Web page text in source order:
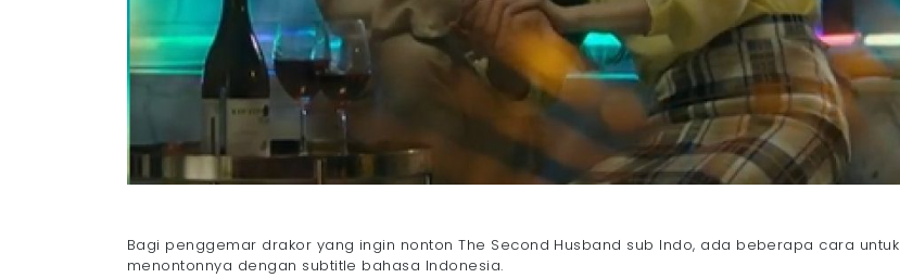
Bagi penggemar drakor yang ingin nonton The Second Husband sub Indo, ada beberapa cara untuk
menontonnya dengan subtitle bahasa Indonesia.